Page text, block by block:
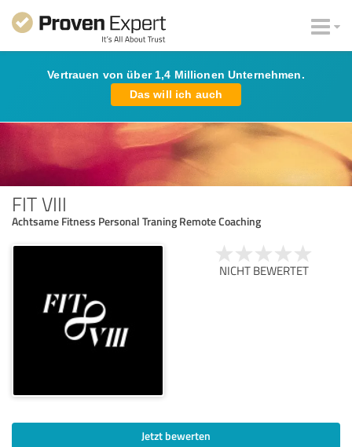
Vertrauen von über 1,4 Millionen Unternehmen.
Das will ich auch
FIT VIII
Achtsame Fitness Personal Traning Remote Coaching
NICHT BEWERTET
Jetzt bewerten